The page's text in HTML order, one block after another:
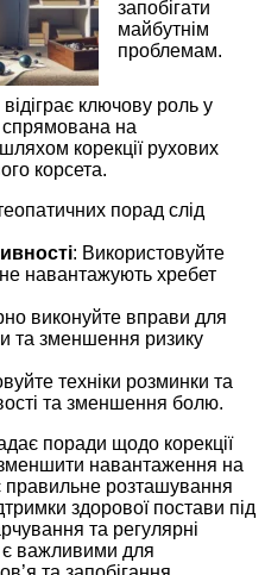
запобігати
майбутнім
проблемам.
відіграє ключову роль у
спрямована на
корекції рухових
корсета.
порад слід
: Використовуйте
не навантажують хребет
виконуйте вправи для
та зменшення ризику
техніки розминки та
та зменшення болю.
поради щодо корекції
навантаження на
правильне розташування
здорової постави під
та регулярні
важливими для